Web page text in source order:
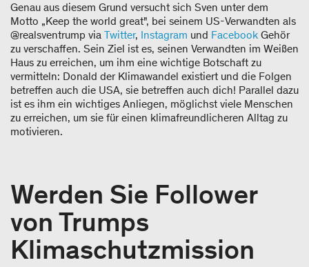
Genau aus diesem Grund versucht sich Sven unter dem
Motto „Keep the world great", bei seinem US-Verwandten als
@realsventrump via Twitter, Instagram und Facebook Gehör
zu verschaffen. Sein Ziel ist es, seinen Verwandten im Weißen
Haus zu erreichen, um ihm eine wichtige Botschaft zu
vermitteln: Donald der Klimawandel existiert und die Folgen
betreffen auch die USA, sie betreffen auch dich! Parallel dazu
ist es ihm ein wichtiges Anliegen, möglichst viele Menschen
zu erreichen, um sie für einen klimafreundlicheren Alltag zu
motivieren.
Werden Sie Follower
von Trumps
Klimaschutzmission